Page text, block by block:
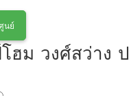
นย์
ฮม วงศ์สว่าง